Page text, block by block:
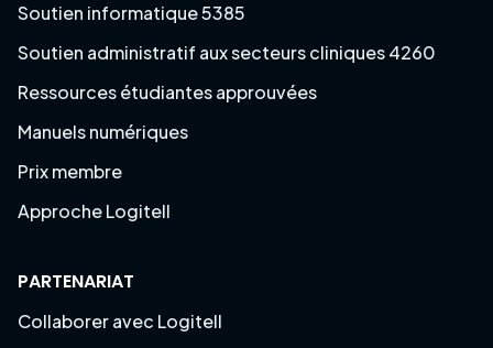
Soutien informatique 5385
Soutien administratif aux secteurs cliniques 4260
Ressources étudiantes approuvées
Manuels numériques
Prix membre
Approche Logitell
PARTENARIAT
Collaborer avec Logitell